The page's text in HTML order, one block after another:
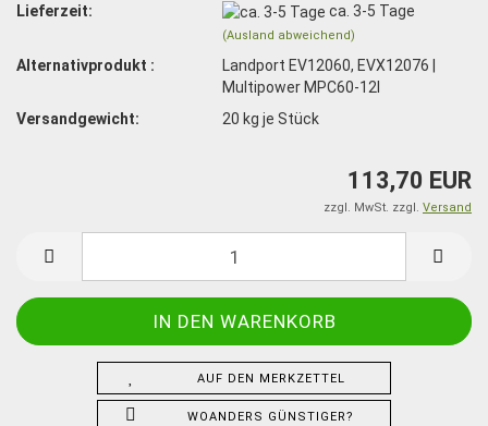
Lieferzeit:
ca. 3-5 Tage
(Ausland abweichend)
Alternativprodukt :
Landport EV12060, EVX12076 |
Multipower MPC60-12I
Versandgewicht:
20 kg je Stück
113,70 EUR
zzgl. MwSt. zzgl. Versand
AUF DEN MERKZETTEL
WOANDERS GÜNSTIGER?